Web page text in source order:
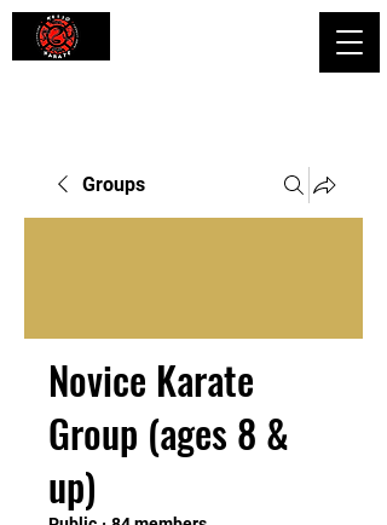
Groups
Novice Karate
Group (ages 8 &
up)